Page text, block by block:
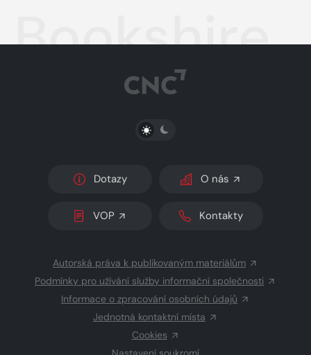
Bookshire
PŘEPNOUT SVĚTLÝ/TMAVÝ REŽIM
Dotazy O nás
VOP Kontakty
Autorská práva k publikovaným materiálům
Podmínky pro užívání služby informační společnosti
Informace o zpracování osobních údajů
Jednotná kontaktní místa
Cookies